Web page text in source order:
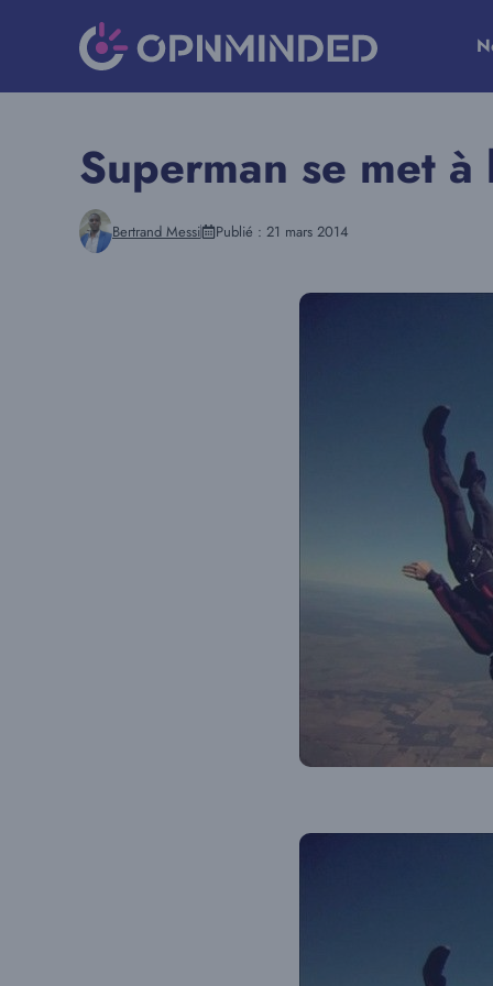
Superman se met
Bertrand Messi Publié : 21 mars 2014